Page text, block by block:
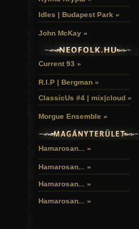
Idles | Budapest Park »
John McKay »
Current 93 »
R.I.P | Bergman »
ClassicUs #4 | mix|cloud »
Morgue Ensemble »
Hamarosan... »
Hamarosan... »
Hamarosan... »
Hamarosan... »